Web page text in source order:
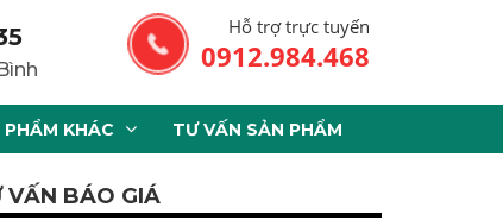
Hỗ trợ trực tuyến
0912.984.468
PHẨM KHÁC TƯ VẤN SẢN PHẨM
VẤN BÁO GIÁ